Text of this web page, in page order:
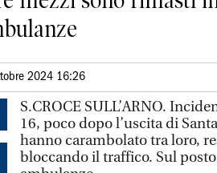
2024 16:26
S.CROCE SULL’ARNO.
16, poco dopo l’uscita di
hanno carambolato tra loro,
bloccando il traffico. Sul